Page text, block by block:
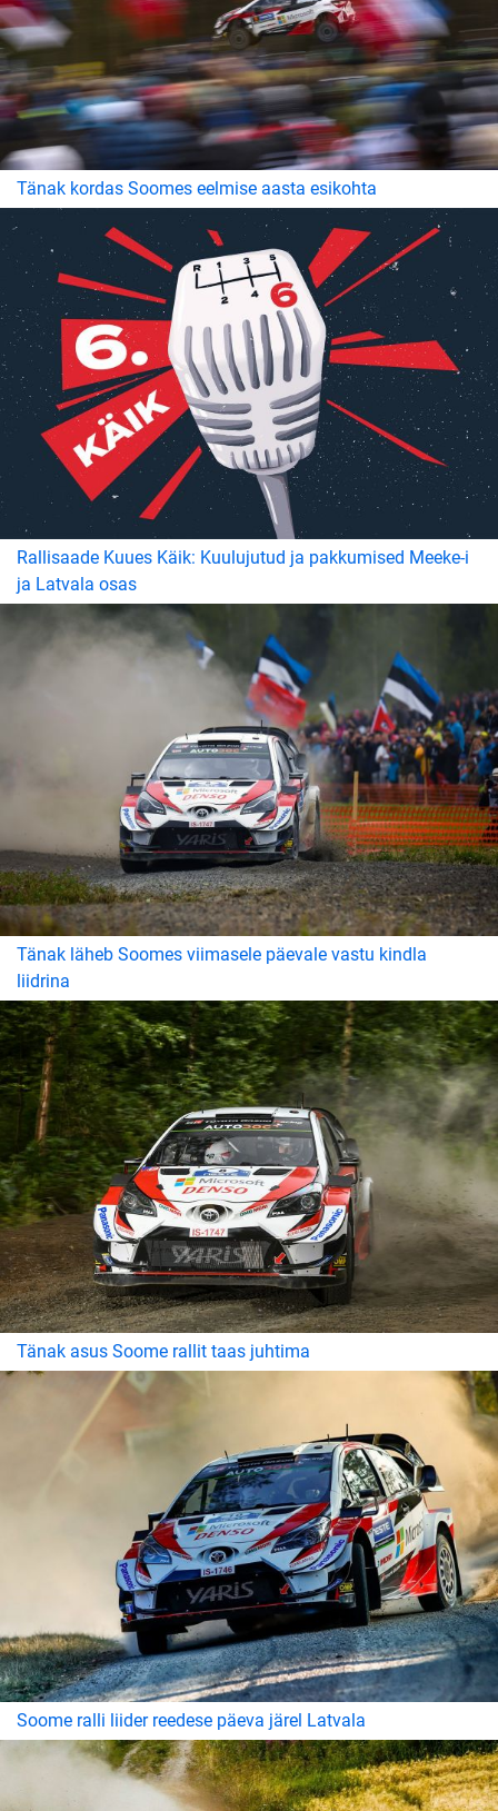
Tänak kordas Soomes eelmise aasta esikohta
Rallisaade Kuues Käik: Kuulujutud ja pakkumised Meeke-i
ja Latvala osas
Tänak läheb Soomes viimasele päevale vastu kindla
liidrina
Tänak asus Soome rallit taas juhtima
Soome ralli liider reedese päeva järel Latvala